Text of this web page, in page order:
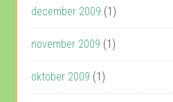
december 2009 (1)
november 2009 (1)
oktober 2009 (1)